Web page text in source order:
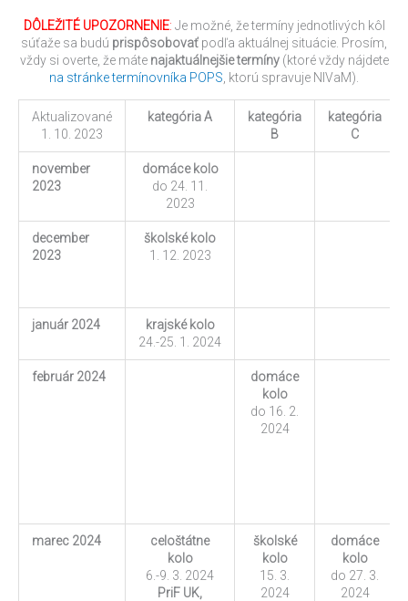
DÔLEŽITÉ UPOZORNENIE: Je možné, že termíny jednotlivých kôl
súťaže sa budú prispôsobovať podľa aktuálnej situácie. Prosím,
vždy si overte, že máte najaktuálnejšie termíny(ktoré vždy nájdete
na stránke termínovníka POPS , ktorú spravuje NIVaM).
Aktualizované
1. 10. 2023
kategória A
kategória
B
kategória
C
november
2023
domáce kolo
do 24. 11.
2023
december
2023
školské kolo
1. 12. 2023
január 2024
krajské kolo
24.-25. 1. 2024
február 2024
domáce
kolo
do 16. 2.
2024
marec 2024
celoštátne
kolo
6.-9. 3. 2024
PriF UK,
školské
kolo
15. 3.
2024
domáce
kolo
do 27. 3.
2024